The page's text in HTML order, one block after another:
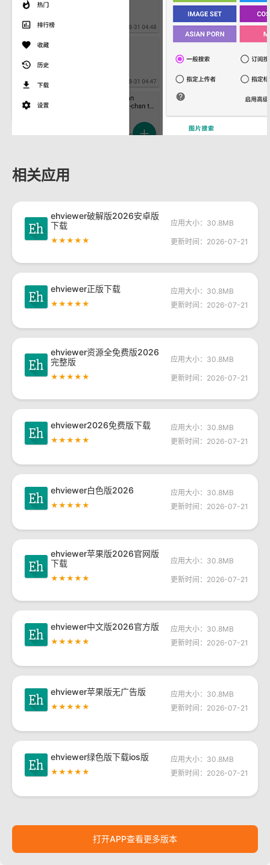
相关应用
ehviewer破解版2026安卓版
下载
★★★★★
应用大小：30.8MB
更新时间：2026-07-21
ehviewer正版下载
★★★★★
应用大小：30.8MB
更新时间：2026-07-21
ehviewer资源全免费版2026
完整版
★★★★★
应用大小：30.8MB
更新时间：2026-07-21
ehviewer2026免费版下载
★★★★★
应用大小：30.8MB
更新时间：2026-07-21
ehviewer白色版2026
★★★★★
应用大小：30.8MB
更新时间：2026-07-21
ehviewer苹果版2026官网版
下载
★★★★★
应用大小：30.8MB
更新时间：2026-07-21
ehviewer中文版2026官方版
★★★★★
应用大小：30.8MB
更新时间：2026-07-21
ehviewer苹果版无广告版
★★★★★
应用大小：30.8MB
更新时间：2026-07-21
ehviewer绿色版下载ios版
★★★★★
应用大小：30.8MB
更新时间：2026-07-21
打开APP查看更多版本